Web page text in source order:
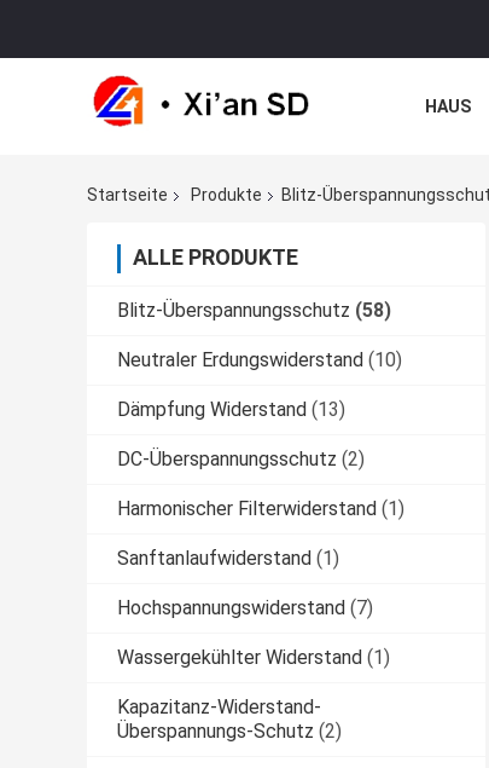
HAUS
Startseite
Produkte Blitz-
ALLE PRODUKTE
Blitz-Überspannungsschutz (58)
Neutraler Erdungswiderstand (10)
Dämpfung Widerstand (13)
DC-Überspannungsschutz (2)
Harmonischer Filterwiderstand (1)
Sanftanlaufwiderstand (1)
Hochspannungswiderstand (7)
Wassergekühlter Widerstand (1)
Kapazitanz-Widerstand-
Überspannungs-Schutz (2)